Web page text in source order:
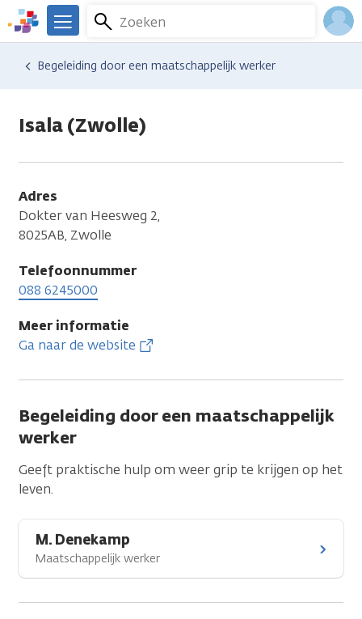
Overslaan
en
naar
We
er
Kanker.nl
Zoeken
Menu
Hulp en ondersteuning
Vind hulp bij kanker
Relaties en gezin
Seksualiteit en intimiteit
Begeleiding door een maatschappelijk werker
Isala (Zwolle)
Adres
Dokter van Heesweg 2,
8025AB, Zwolle
Telefoonnummer
088 6245000
Meer informatie
Ga naar de website
Begeleiding door een maatschappelijk
werker
Geeft praktische hulp om weer grip te krijgen op het
leven.
M. Denekamp
Maatschappelijk werker